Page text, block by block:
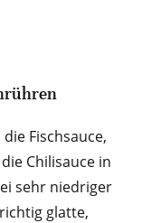
Fischsauce,
Chilisauce in
sehr niedriger
glatte,